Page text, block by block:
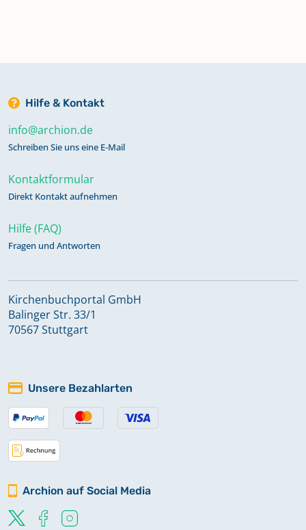
Hilfe & Kontakt
info@archion.de
Schreiben Sie uns eine E-Mail
Kontaktformular
Direkt Kontakt aufnehmen
Hilfe (FAQ)
Fragen und Antworten
Kirchenbuchportal GmbH
Balinger Str. 33/1
70567 Stuttgart
Unsere Bezahlarten
Archion auf Social Media